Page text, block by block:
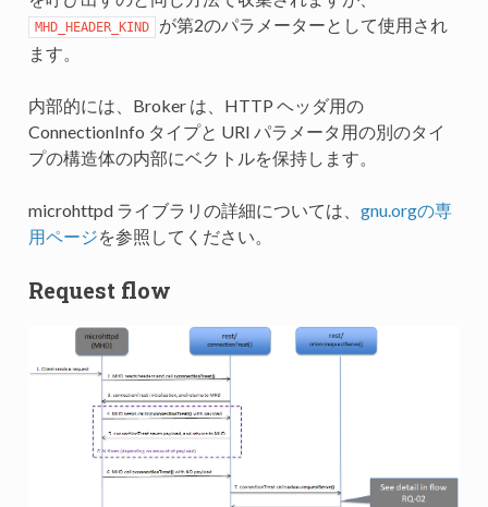
MHD_HEADER_KIND
が第2のパラメーターとして使用され
ます。
内部的には、Broker は、HTTP ヘッダ用の
ConnectionInfo タイプと URI パラメータ用の別のタイ
プの構造体の内部にベクトルを保持します。
microhttpd ライブラリの詳細については、 gnu.orgの専
用ページを参照してください。
Request flow